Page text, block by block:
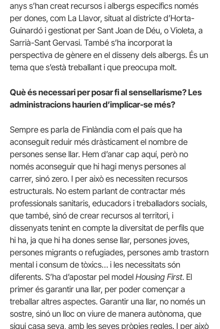
anys s’han creat recursos i albergs específics només
per dones, com La Llavor, situat al districte d’Horta-
Guinardó i gestionat per Sant Joan de Déu, o Violeta, a
Sarrià-Sant Gervasi. També s’ha incorporat la
perspectiva de gènere en el disseny dels albergs. És un
tema que s’està treballant i que preocupa molt.
Què és necessari per posar fi al sensellarisme? Les
administracions haurien d’implicar-se més?
Sempre es parla de Finlàndia com el país que ha
aconseguit reduir més dràsticament el nombre de
persones sense llar. Hem d’anar cap aquí, però no
només aconseguir que hi hagi menys persones al
carrer, sinó zero. I per això es necessiten recursos
estructurals. No estem parlant de contractar més
professionals sanitaris, educadors i treballadors socials,
que també, sinó de crear recursos al territori, i
dissenyats tenint en compte la diversitat de perfils que
hi ha, ja que hi ha dones sense llar, persones joves,
persones migrants o refugiades, persones amb trastorn
mental i consum de tòxics… i les necessitats són
diferents. S’ha d’apostar pel model Housing First. El
primer és garantir una llar, per poder començar a
treballar altres aspectes. Garantir una llar, no només un
sostre, sinó un lloc on viure de manera autònoma, que
sigui casa seva, amb les seves pròpies regles. I per això